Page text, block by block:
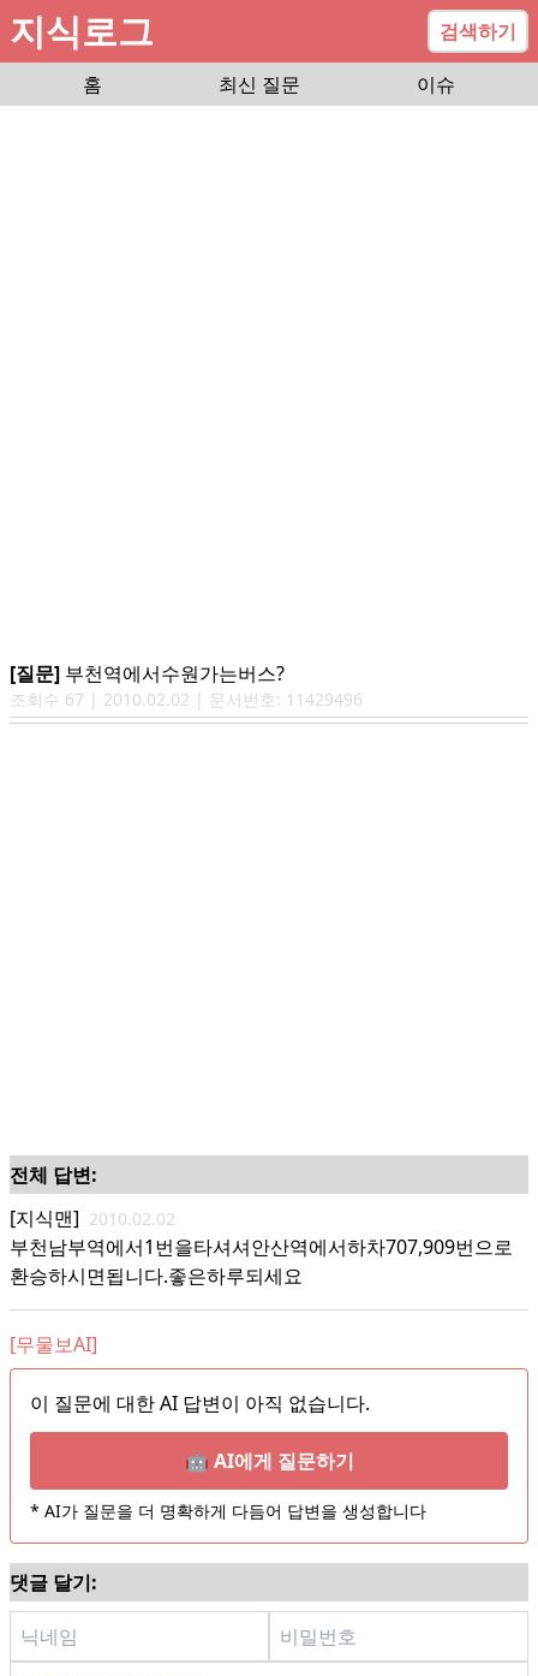
지식로그
검색하기
홈
최신 질문 이슈
[질문] 부천역에서수원가는버스?
조회수 67 | 2010.02.02 | 문서번호: 11429496
전체 답변:
[지식맨] 2010.02.02
부천남부역에서1번을타셔셔안산역에서하차707,909번으로
환승하시면됩니다.좋은하루되세요
[무물보AI]
이 질문에 대한 AI 답변이 아직 없습니다.
🤖 AI에게 질문하기
* AI가 질문을 더 명확하게 다듬어 답변을 생성합니다
댓글 달기: